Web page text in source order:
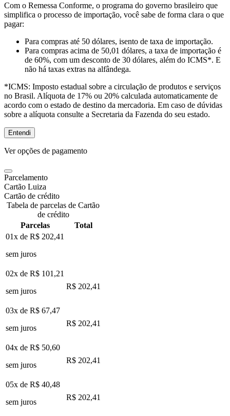
Com o Remessa Conforme, o programa do governo brasileiro que
simplifica o processo de importação, você sabe de forma clara o que
pagar:
Para compras até 50 dólares, isento de taxa de importação.
Para compras acima de 50,01 dólares, a taxa de importação é
de 60%, com um desconto de 30 dólares, além do ICMS*. E
não há taxas extras na alfândega.
*ICMS: Imposto estadual sobre a circulação de produtos e serviços
no Brasil. Alíquota de 17% ou 20% calculada automaticamente de
acordo com o estado de destino da mercadoria. Em caso de dúvidas
sobre a alíquota consulte a Secretaria da Fazenda do seu estado.
Entendi
Ver opções de pagamento
Parcelamento
Cartão Luiza
Cartão de crédito
Tabela de parcelas de Cartão
de crédito
Parcelas
Total
01x de R$ 202,41
sem juros
02x de R$ 101,21
sem juros
R$ 202,41
03x de R$ 67,47
sem juros
R$ 202,41
04x de R$ 50,60
sem juros
R$ 202,41
05x de R$ 40,48
sem juros
R$ 202,41